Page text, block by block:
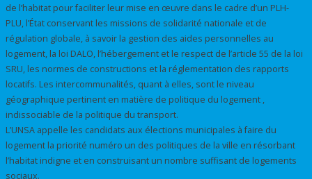
de l’habitat pour faciliter leur mise en œuvre dans le cadre d’un PLH-
PLU, l’État conservant les missions de solidarité nationale et de
régulation globale, à savoir la gestion des aides personnelles au
logement, la loi DALO, l’hébergement et le respect de l’article 55 de la loi
SRU, les normes de constructions et la réglementation des rapports
locatifs. Les intercommunalités, quant à elles, sont le niveau
géographique pertinent en matière de politique du logement ,
indissociable de la politique du transport.
L’UNSA appelle les candidats aux élections municipales à faire du
logement la priorité numéro un des politiques de la ville en résorbant
l’habitat indigne et en construisant un nombre suffisant de logements
sociaux.